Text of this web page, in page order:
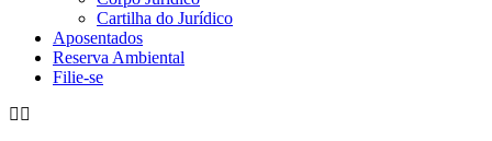
Cartilha do Jurídico
Aposentados
Reserva Ambiental
Filie-se